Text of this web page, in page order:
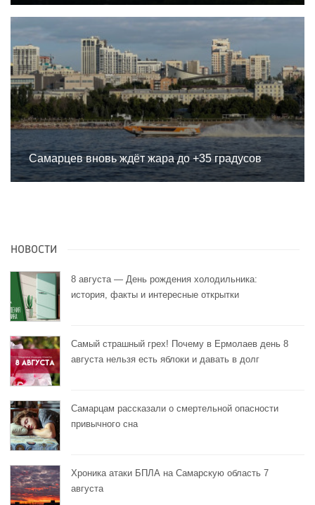
Самарцев вновь ждёт жара до +35 градусов
НОВОСТИ
8 августа — День рождения холодильника:
история, факты и интересные открытки
Самый страшный грех! Почему в Ермолаев день 8
августа нельзя есть яблоки и давать в долг
Самарцам рассказали о смертельной опасности
привычного сна
Хроника атаки БПЛА на Самарскую область 7
августа